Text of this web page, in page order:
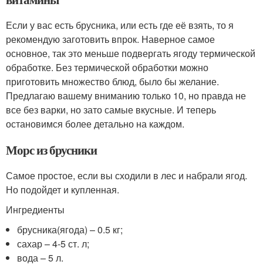
Если у вас есть брусника, или есть где её взять, то я
рекомендую заготовить впрок. Наверное самое
основное, так это меньше подвергать ягоду термической
обработке. Без термической обработки можно
приготовить множество блюд, было бы желание.
Предлагаю вашему вниманию только 10, но правда не
все без варки, но зато самые вкусные. И теперь
остановимся более детально на каждом.
Морс из брусники
Самое простое, если вы сходили в лес и набрали ягод.
Но подойдет и купленная.
Ингредиенты
брусника(ягода) – 0.5 кг;
сахар – 4-5 ст. л;
вода – 5 л.